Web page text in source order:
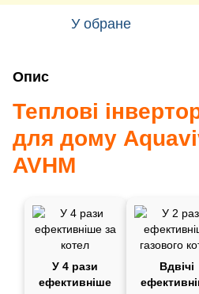
У обране
Опис
Теплові
для дому
AVHM
У 4 рази
ефективніше
Вдвічі